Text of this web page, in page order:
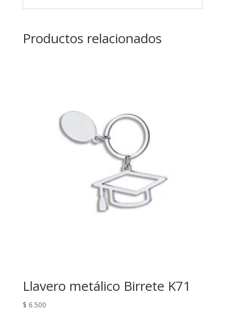
Productos relacionados
Llavero metálico Birrete K71
$ 6.500